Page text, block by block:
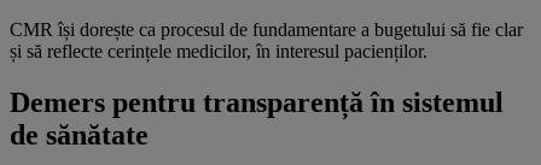
CMR își dorește ca procesul de fundamentare a bugetului să fie clar
și să reflecte cerințele medicilor, în interesul pacienților.
Demers pentru transparență în sistemul
de sănătate